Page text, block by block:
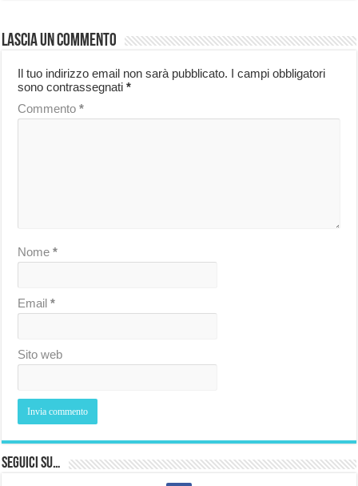
Lascia un commento
Il tuo indirizzo email non sarà pubblicato. I campi obbligatori
sono contrassegnati*
Commento*
Nome*
Email*
Sito web
Seguici su…